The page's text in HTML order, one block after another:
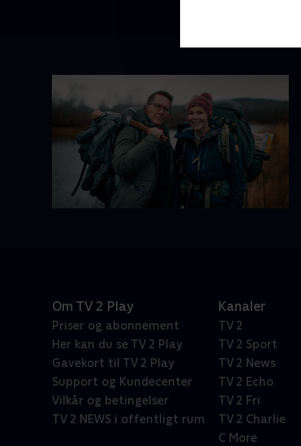
Om TV 2 Play
Priser og abonnement
Her kan du se TV 2 Play
Gavekort til TV 2 Play
Support og Kundecenter
Vilkår og betingelser
TV 2 NEWS i offentligt rum
Kanaler
TV 2
TV 2 Sport
TV 2 News
TV 2 Echo
TV 2 Fri
TV 2 Charlie
C More